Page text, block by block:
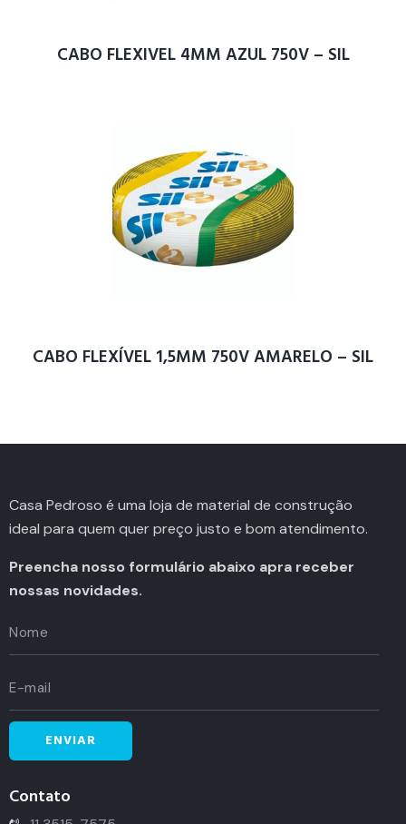
CABO FLEXIVEL 4MM AZUL 750V – SIL
CABO FLEXÍVEL 1,5MM 750V AMARELO – SIL
Casa Pedroso é uma loja de material de construção
ideal para quem quer preço justo e bom atendimento.
Preencha nosso formulário abaixo apra receber
nossas novidades.
Contato